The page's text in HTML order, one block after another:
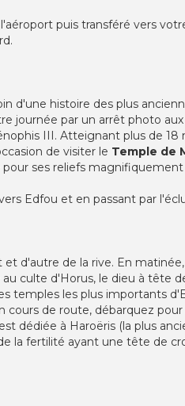
puis transféré vers
d'une histoire des plus
journée par un arrêt photo aux
III. Atteignant plus de
de visiter le Temple de
ses reliefs
Edfou et en passant par
d'autre de la rive. En
culte d'Horus, le dieu à tête
temples les plus importants
cours de route, débarquez pour
dédiée à Haroëris (la plus
la fertilité ayant une tête de